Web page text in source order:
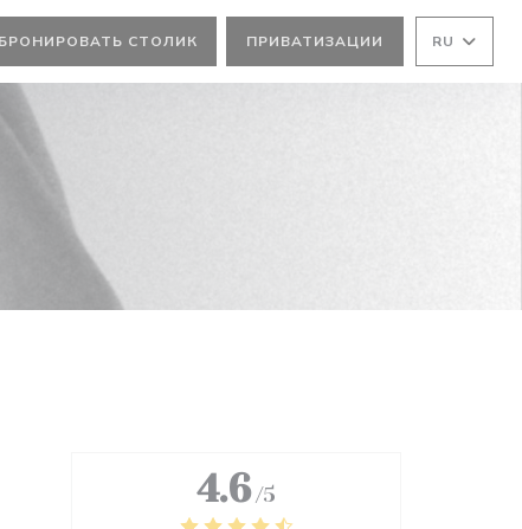
СТОЛИК ПРИВАТИЗАЦИИ RU
4.6 /5